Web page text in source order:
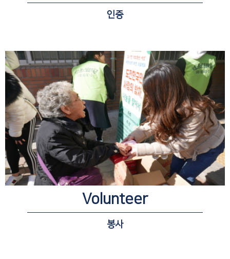
인증
Volunteer
봉사